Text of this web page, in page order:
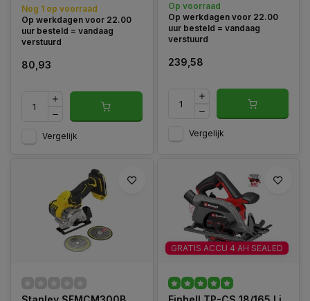
Nog 1 op voorraad
Op werkdagen voor 22.00
uur besteld = vandaag
verstuurd
80,93
Vergelijk
zaagblad van 190 mm
Op voorraad
Op werkdagen voor 22.00
uur besteld = vandaag
verstuurd
239,58
Vergelijk
GRATIS ACCU 4 AH SEALED